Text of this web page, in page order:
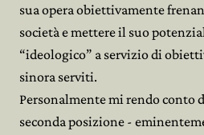
sua opera obiettivamente
società e mettere il suo
“ideologico” a servizio di
sinora serviti.
Personalmente mi rendo conto
seconda posizione -